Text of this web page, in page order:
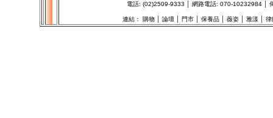
電話: (02)2509-9333 │ 網路電話: 070-10232984 │
連結： 購物│ 論壇│ 門市│ 保養品│ 薇姿│ 雅漾 律